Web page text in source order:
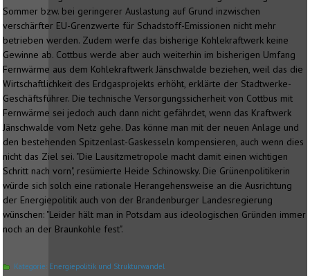
Sommer bzw. bei geringerer Auslastung auf Grund inzwischen
verschärfter EU-Grenzwerte für Schadstoff-Emissionen nicht mehr
betrieben werden. Zudem werfe das bisherige Kohlekraftwerk keine
Gewinne ab. Cottbus werde aber auch weiterhin im bisherigen Umfang
Fernwärme aus dem Kohlekraftwerk Jänschwalde beziehen, weil das die
Wirtschaftlichkeit des Erdgasprojekts erhöht, erklärte der Stadtwerke-
Geschäftsführer. Die technische Versorgungssicherheit von Cottbus mit
Fernwärme sei jedoch auch dann nicht gefährdet, wenn das Kraftwerk
Jänschwalde vom Netz gehe. Das könne man mit der neuen Anlage und
den bestehenden Spitzenlast-Gaskesseln kompensieren, auch wenn dies
nicht das Ziel sei. "Die Lausitzmetropole macht damit einen wichtigen
Schritt nach vorn", resümierte Heide Schinowsky. Die Grünenpolitikerin
würde sich solch eine rationale Herangehensweise an die Ausrichtung
der Energiepolitik auch von der Brandenburger Landesregierung
wünschen: "Leider hält man in Potsdam aus ideologischen Gründen immer
noch an der Braunkohle fest".
Kategorie: Energiepolitik und Strukturwandel